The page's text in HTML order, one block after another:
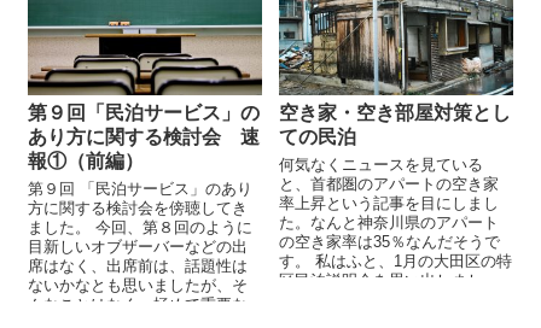
第９回「民泊サービス」の
あり方に関する検討会 速
報①（前編）
第９回 「民泊サービス」のあり
方に関する検討会を傍聴してき
ました。 今回、第８回のように
目新しいオブザーバーなどの出
席はなく、出席前は、話題性は
ないかなとも思いましたが、そ
んなことはなく、極めて重要な
空き家・空き部屋対策とし
ての民泊
何気なくニュースを見ている
と、首都圏のアパートの空き家
率上昇という記事を目にしまし
た。なんと神奈川県のアパート
の空き家率は35％なんだそうで
す。 私はふと、1月の大田区の特
区民泊説明会を思い出しまし